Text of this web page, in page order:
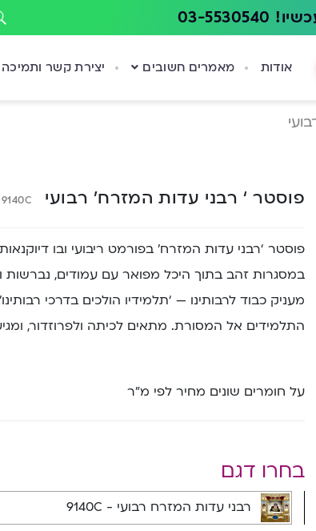
5530540
אודות מאמרים חשובים יצירת קשר ותמיכה
פוסטר ‘ רבני עדות המזרח’ רבועי 9140C
פוסטר ‘רבני עדות המזרח’ בפורמט ריבועי ובו
במסגרות זהב בתוך היכל מפואר עם עמודים, נברשות
מעניק כבוד לרבותינו — ‘תלמידיו הולכים בדרכי
התלמידים אל המסורת. מתאים לכיתה ולפרוזדור,
על חומרים שונים מחיר לפי מ”ר
בחרו דגם